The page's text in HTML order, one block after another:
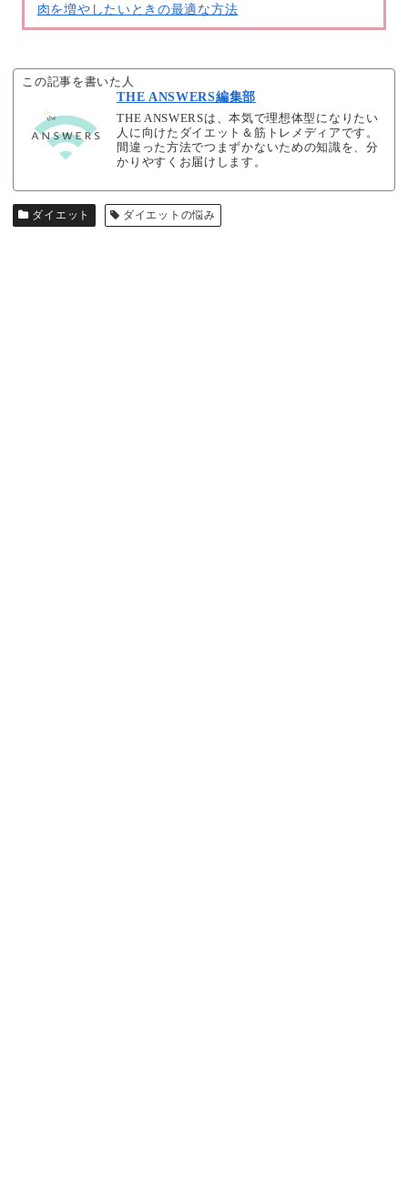
肉を増やしたいときの最適な方法
この記事を書いた人
THE ANSWERS編集部
THE ANSWERSは、本気で理想体型になりたい
人に向けたダイエット＆筋トレメディアです。
間違った方法でつまずかないための知識を、分
かりやすくお届けします。
ダイエット ダイエットの悩み